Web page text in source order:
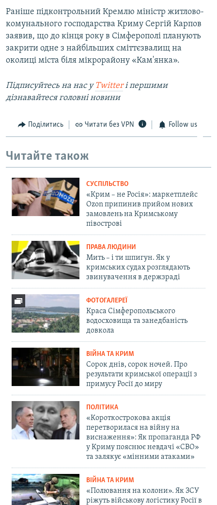
Раніше підконтрольний Кремлю міністр житлово-
комунального господарства Криму Сергій Карпов
заявив, що до кінця року в Сімферополі планують
закрити одне з найбільших сміттєзвалищ на
околиці міста біля мікрорайону «Кам'янка».
Підписуйтесь на нас у Twitterі першими
дізнавайтеся головні новини
Поділитись Читати без VPN Follow us
Читайте також
СУСПІЛЬСТВО
«Крим – не Росія»: маркетплейс
Ozon припинив прийом нових
замовлень на Кримському
півострові
ПРАВА ЛЮДИНИ
Мить – і ти шпигун. Як у
кримських судах розглядають
звинувачення в держзраді
ФОТОГАЛЕРЕЇ
Краса Сімферопольського
водосховища та занедбаність
довкола
ВІЙНА ТА КРИМ
Сорок днів, сорок ночей. Про
результати кримської операції з
примусу Росії до миру
ПОЛІТИКА
«Короткострокова акція
перетворилася на війну на
виснаження»: Як пропаганда РФ
у Криму пояснює невдачі «СВО»
та залякує «мінними атаками»
ВІЙНА ТА КРИМ
«Полювання на колони». Як ЗСУ
ріжуть військову логістику Росії в